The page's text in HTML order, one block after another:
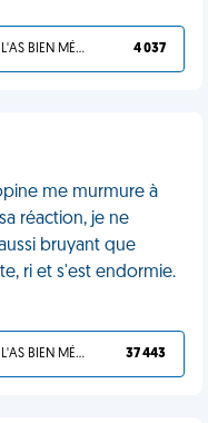
TU L'AS BIEN MÉRITÉ 4 037
me murmure à
réaction, je ne
bruyant que
ri et s'est endormie.
TU L'AS BIEN MÉRITÉ 37 443